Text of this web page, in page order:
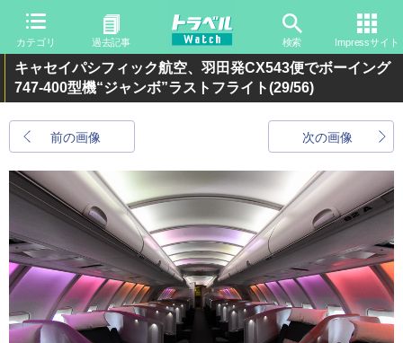
カテゴリ 過去記事 検索 Impressサイト
キャセイパシフィック航空、羽田発CX543便でボーイング
747-400型機“ジャンボ”ラストフライト(29/56)
前の画像 次の画像